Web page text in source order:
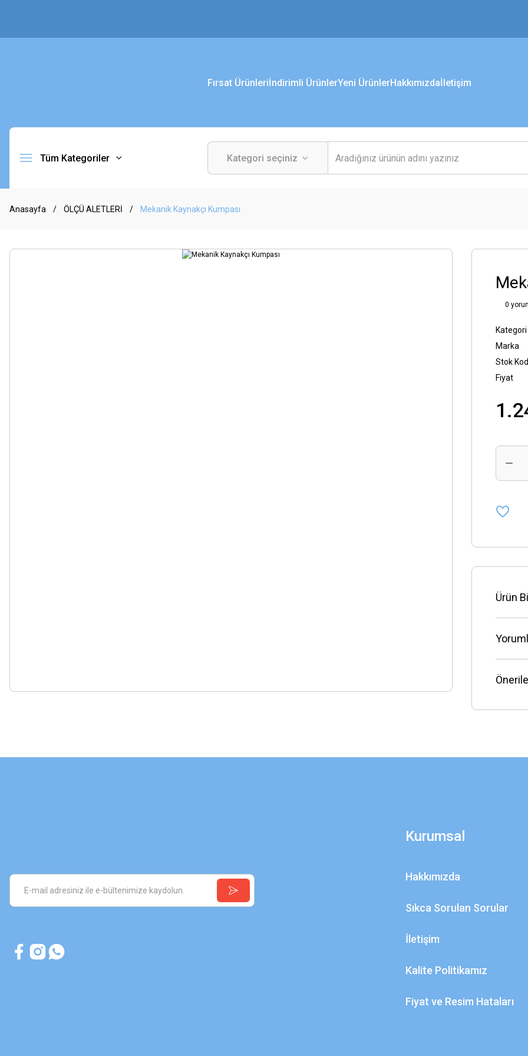
Fırsat Ürünleriİndirimli ÜrünlerYeni ÜrünlerHakkımızdaİletişim
Tüm Kategoriler
Anasayfa ÖLÇÜ ALETLERİ Mekanik Kaynakçı Kumpası
0
Kategori
Marka
Stok
Fiyat
Ürün
Kurumsal
Hakkımızda
Sıkca Sorulan Sorular
İletişim
Kalite Politikamız
Fiyat ve Resim Hataları